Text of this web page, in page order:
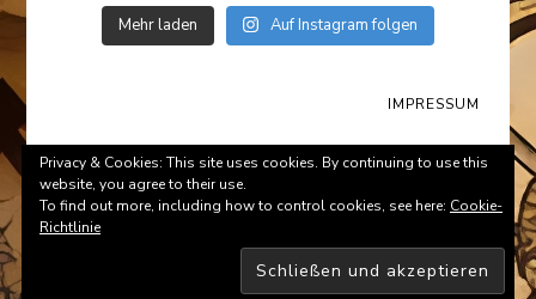
Mehr laden Auf Instagram folgen
© Copyright 2026Survival-Tips.de. All Rights Reserved.
IMPRESSUM
Privacy & Cookies: This site uses cookies. By continuing to use this
website, you agree to their use.
To find out more, including how to control cookies, see here: Cookie-
Richtlinie